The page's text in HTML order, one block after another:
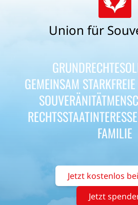
Union für
GRUNDRECHTE
GEMEINSAM STARK
SOUVERÄNITÄT
RECHTSSTAAT
FAMILIE
Jetzt kostenlos
Jetzt